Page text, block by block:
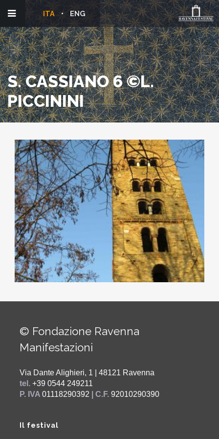
ENG
ITA
S. CASSIANO 6 ©L.
PICCININI
© Fondazione Ravenna
Manifestazioni
Via Dante Alighieri, 1 | 48121 Ravenna
tel. +39 0544 249211
P. IVA 01118290392 | C.F. 92010290390
Il festival